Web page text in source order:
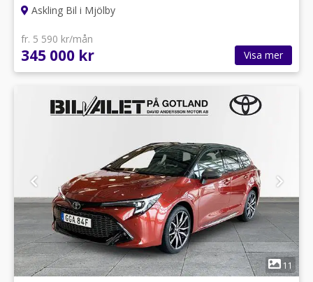
Askling Bil i Mjölby
fr. 5 590 kr/mån
345 000 kr Visa mer
1
11